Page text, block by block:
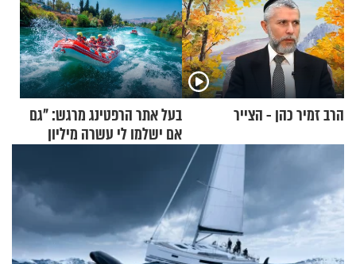
הרב זמיר כהן - הצייר
בעל אתר הרפטינג מרגש: "גם
אם ישלמו לי עשרה מיליון